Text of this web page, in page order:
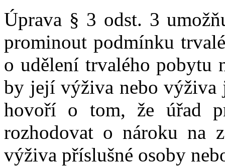
Úprava § 3 odst. 3
prominout podmínku
o udělení trvalého pobytu
by její výživa nebo výživa
hovoří o tom, že úřad
rozhodovat o nároku na
výživa příslušné osoby